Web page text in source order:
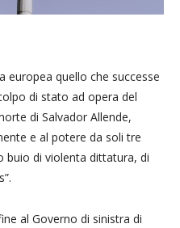
europea quello che successe
di stato ad opera del
di Salvador Allende,
e al potere da soli tre
buio di violenta dittatura, di
al Governo di sinistra di